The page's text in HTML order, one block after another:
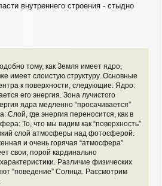
внутреннего строения - стыдно
тому, как Земля имеет ядро,
имеет слоистую структуру. Основные
к поверхности, следующие: Ядро:
его энергия. Зона лучистого
ядра медленно “просачивается”
Слой, где энергия переносится, как в
То, что мы видим как “поверхность”
слой атмосферы над фотосферой.
и очень горячая “атмосфера”
свои, порой кардинально
Различие физических
“поведение” Солнца. Рассмотрим